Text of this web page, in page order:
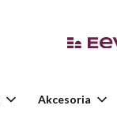
Akcesoria